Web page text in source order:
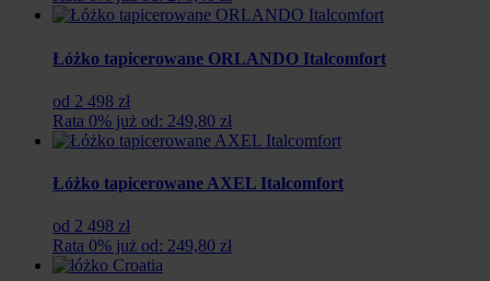
Łóżko tapicerowane ORLANDO Italcomfort
od 2 498 zł
Rata 0% już od: 249,80 zł
Łóżko tapicerowane AXEL Italcomfort
od 2 498 zł
Rata 0% już od: 249,80 zł